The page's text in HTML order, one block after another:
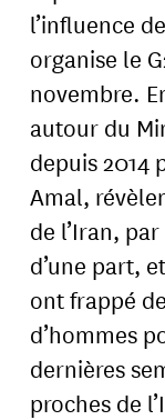
l’influence
organise le
novembre.
autour du
depuis 2014
Amal,
de l’Iran,
d’une part,
ont frappé
d’hommes
dernières
proches de